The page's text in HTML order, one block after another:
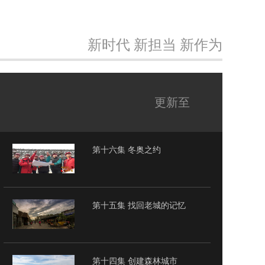
新时代 新担当 新作为
更新至
第十六集 冬奥之约
第十五集 找回老城的记忆
第十四集 创建森林城市